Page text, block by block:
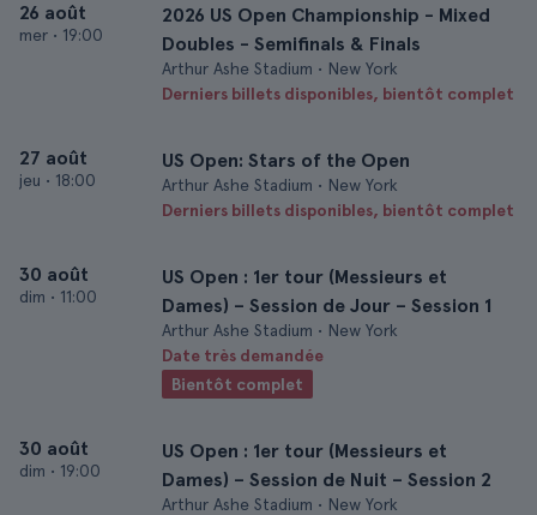
26 août
mer • 19:00
2026 US Open Championship - Mixed
Doubles - Semifinals & Finals
Arthur Ashe Stadium • New York
Derniers billets disponibles, bientôt complet
27 août
jeu • 18:00
US Open: Stars of the Open
Arthur Ashe Stadium • New York
Derniers billets disponibles, bientôt complet
30 août
dim • 11:00
US Open : 1er tour (Messieurs et
Dames) – Session de Jour – Session 1
Arthur Ashe Stadium • New York
Date très demandée
Bientôt complet
30 août
dim • 19:00
US Open : 1er tour (Messieurs et
Dames) – Session de Nuit – Session 2
Arthur Ashe Stadium • New York